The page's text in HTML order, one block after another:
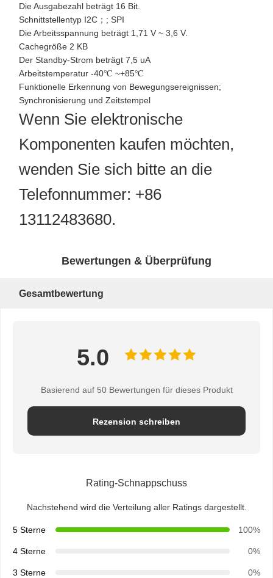
Die Ausgabezahl beträgt 16 Bit.
Schnittstellentyp I2C；; SPI
Die Arbeitsspannung beträgt 1,71 V ~ 3,6 V.
Cachegröße 2 KB
Der Standby-Strom beträgt 7,5 uA
Arbeitstemperatur -40℃ ~+85℃
Funktionelle Erkennung von Bewegungsereignissen;
Synchronisierung und Zeitstempel
Wenn Sie elektronische
Komponenten kaufen möchten,
wenden Sie sich bitte an die
Telefonnummer: +86
13112483680.
Bewertungen & Überprüfung
Gesamtbewertung
5.0
Basierend auf 50 Bewertungen für dieses Produkt
Rezension schreiben
Rating-Schnappschuss
Nachstehend wird die Verteilung aller Ratings dargestellt.
5 Sterne 100%
4 Sterne 0%
3 Sterne 0%